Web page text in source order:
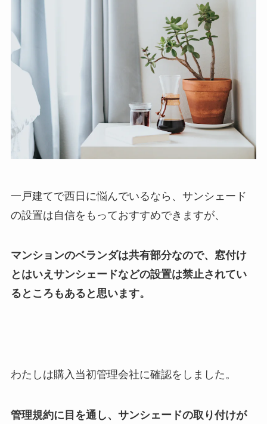
一戸建てで西日に悩んでいるなら、サンシェード
の設置は自信をもっておすすめできますが、
マンションのベランダは共有部分なので、窓付け
とはいえサンシェードなどの設置は禁止されてい
るところもあると思います。
わたしは購入当初管理会社に確認をしました。
管理規約に目を通し、サンシェードの取り付けが